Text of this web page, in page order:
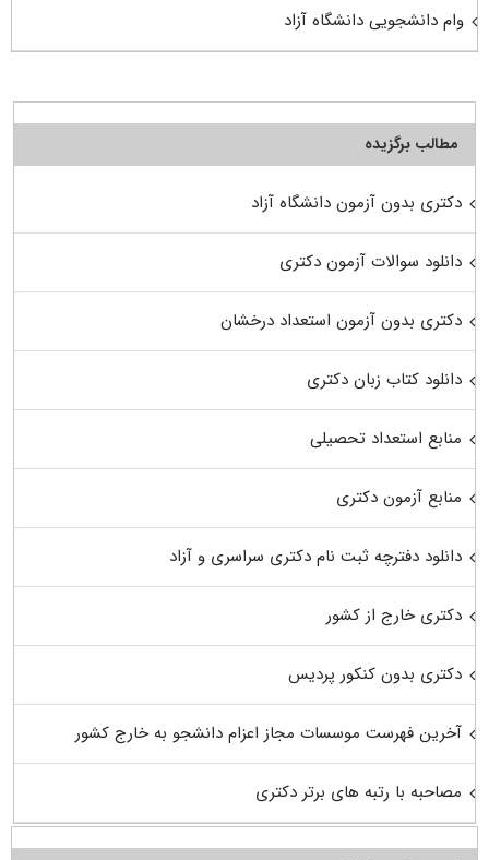
وام دانشجویی دانشگاه آزاد
مطالب برگزیده
دکتری بدون آزمون دانشگاه آزاد
دانلود سوالات آزمون دکتری
دکتری بدون آزمون استعداد درخشان
دانلود کتاب زبان دکتری
منابع استعداد تحصیلی
منابع آزمون دکتری
دانلود دفترچه ثبت نام دکتری سراسری و آزاد
دکتری خارج از کشور
دکتری بدون کنکور پردیس
آخرین فهرست موسسات مجاز اعزام دانشجو به خارج کشور
مصاحبه با رتبه های برتر دکتری